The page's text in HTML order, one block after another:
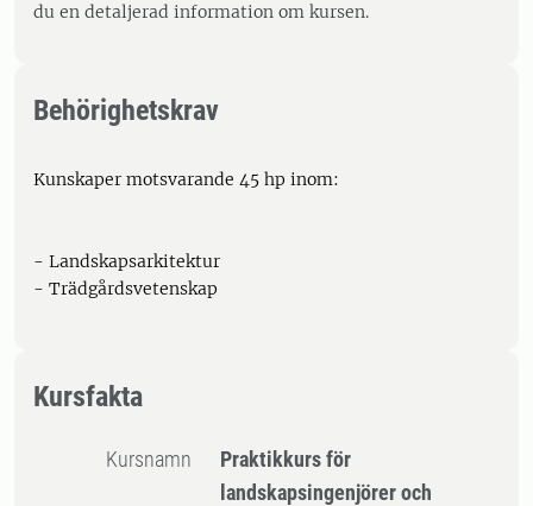
du en detaljerad information om kursen.
Behörighetskrav
Kunskaper motsvarande 45 hp inom:
- Landskapsarkitektur
- Trädgårdsvetenskap
Kursfakta
Kursnamn
Praktikkurs för
landskapsingenjörer och